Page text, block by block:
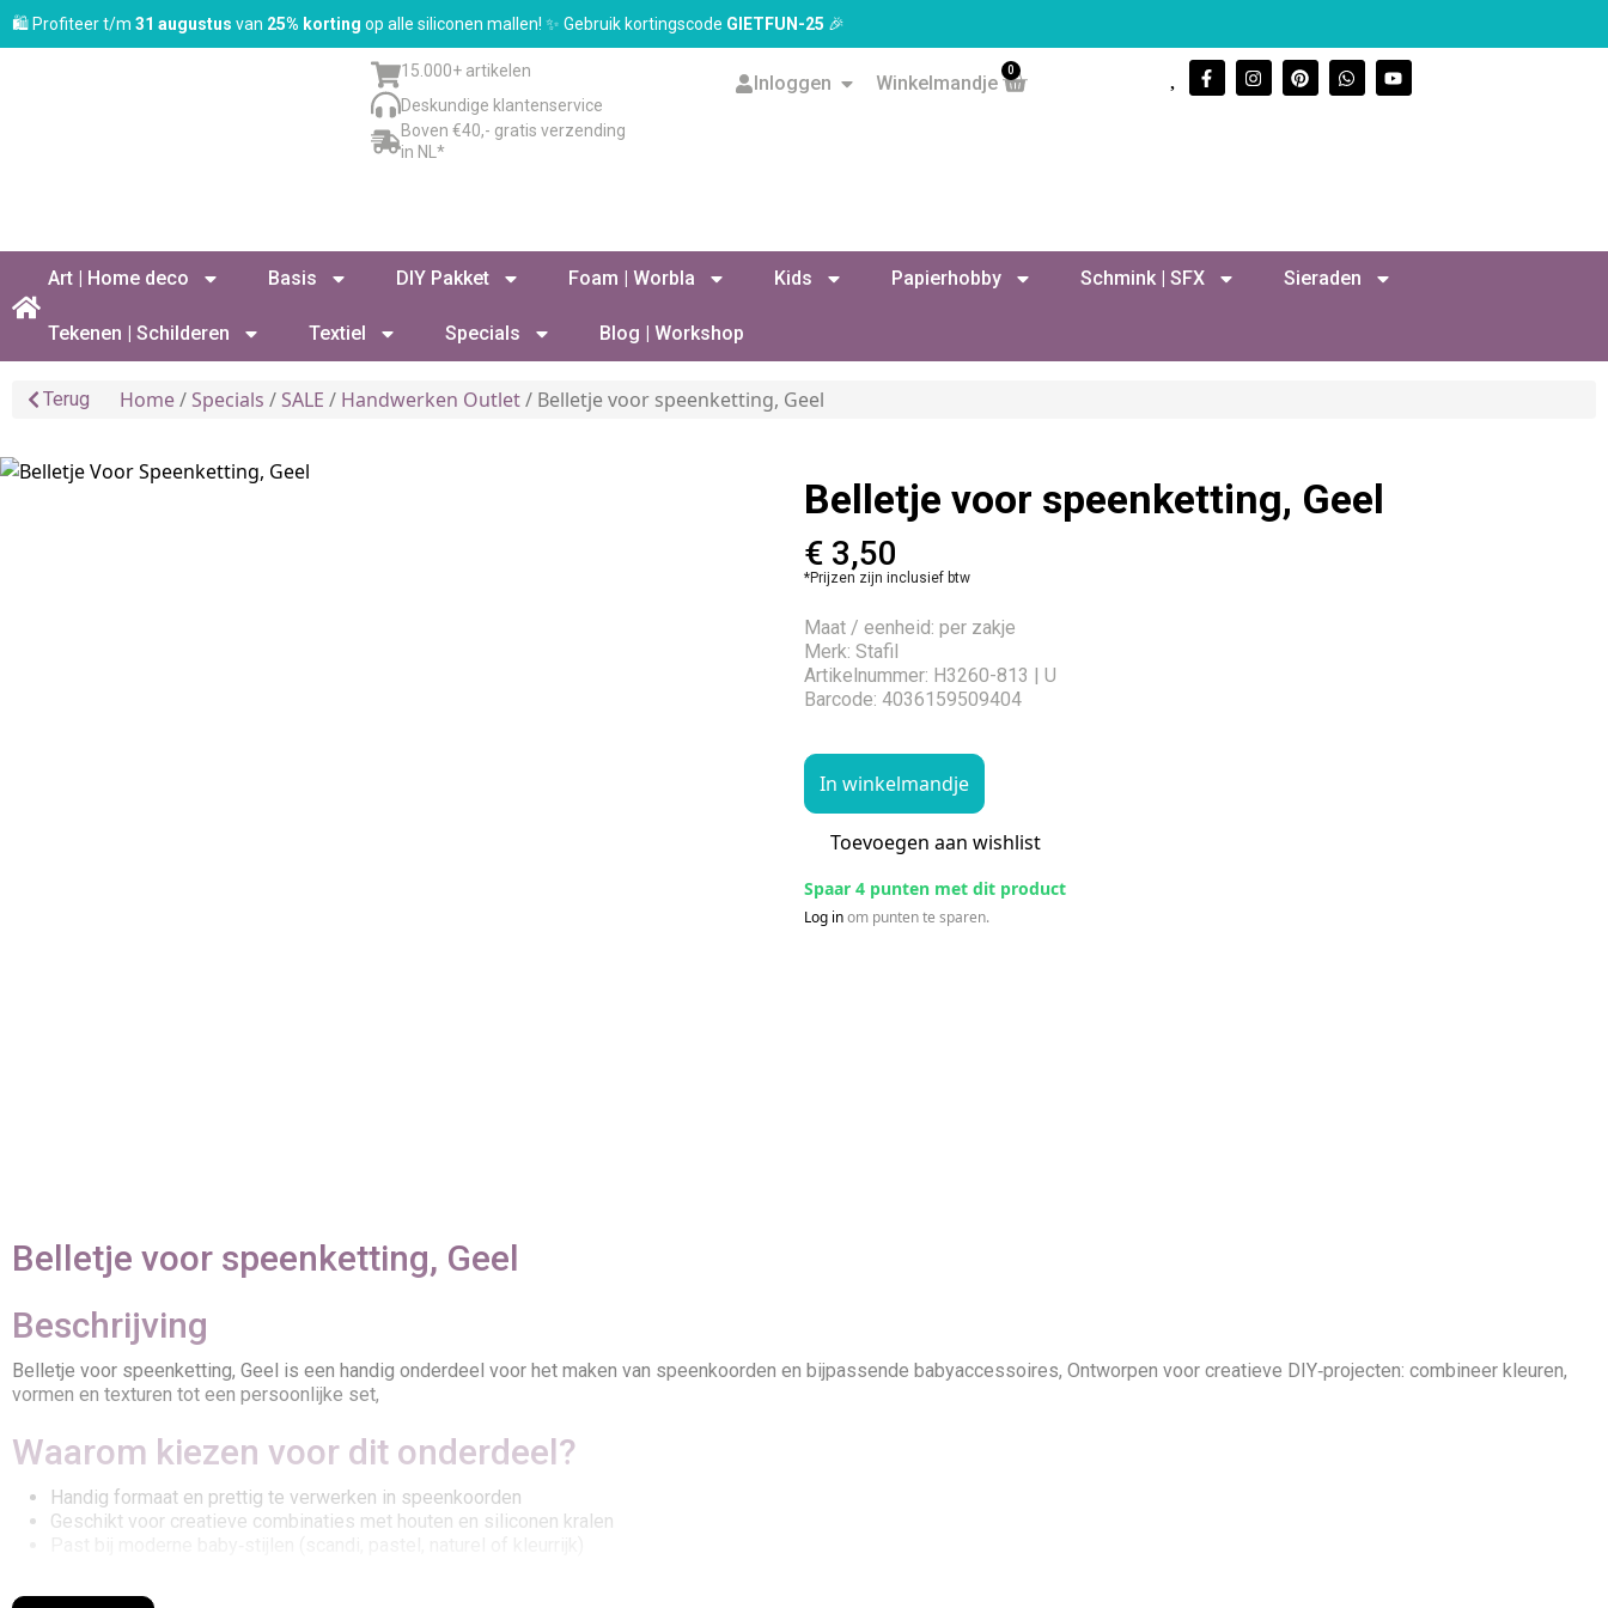
🛍️ Profiteer t/m 31 augustus van 25% korting op alle siliconen mallen! ✨ Gebruik kortingscode GIETFUN-25 🎉
15.000+ artikelen
Deskundige klantenservice
Boven €40,- gratis verzending
in NL*
Inloggen Winkelmandje
0
Art | Home deco Basis DIY Pakket Foam | Worbla Kids Papierhobby Schmink | SFX Sieraden
Tekenen | Schilderen Textiel Specials Blog | Workshop
Terug Home/Specials /SALE / Handwerken Outlet/ Belletje voor speenketting, Geel
Belletje voor speenketting, Geel
€ 3,50
*Prijzen zijn inclusief btw
Maat / eenheid: per zakje
Merk: Stafil
Artikelnummer: H3260-813 | U
Barcode: 4036159509404
In winkelmandje
Toevoegen aan wishlist
Spaar 4 punten met dit product
Log inom punten te sparen.
Belletje voor speenketting, Geel
Beschrijving
Belletje voor speenketting, Geel is een handig onderdeel voor het maken van speenkoorden en bijpassende babyaccessoires, Ontworpen voor creatieve DIY‑projecten: combineer kleuren,
vormen en texturen tot een persoonlijke set,
Waarom kiezen voor dit onderdeel?
Handig formaat en prettig te verwerken in speenkoorden
Geschikt voor creatieve combinaties met houten en siliconen kralen